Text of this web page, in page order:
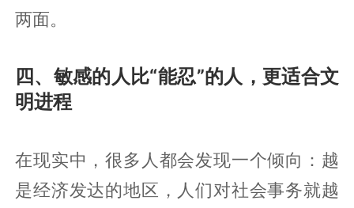
两面。
四、敏感的人比“能忍”的人，更适合文
明进程
在现实中，很多人都会发现一个倾向：越
是经济发达的地区，人们对社会事务就越